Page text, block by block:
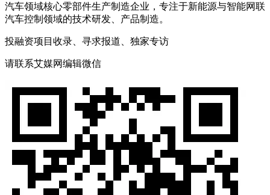
汽车领域核心零部件生产制造企业，专注于新能源与智能网联
汽车控制领域的技术研发、产品制造。
投融资项目收录、寻求报道、独家专访
请联系艾媒网编辑微信